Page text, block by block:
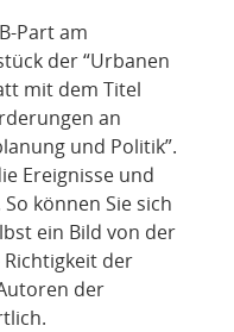
Part am
der “Urbanen
mit dem Titel
an
und Politik”.
Ereignisse und
können Sie sich
ein Bild von der
der
der